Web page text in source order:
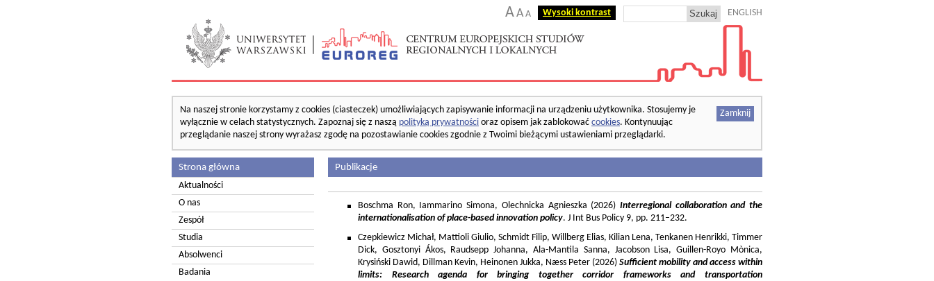
AA A Wysoki kontrast ENGLISH
Zamknij
Na naszej stronie korzystamy z cookies (ciasteczek) umożliwiających zapisywanie informacji na urządzeniu użytkownika. Stosujemy je
wyłącznie w celach statystycznych. Zapoznaj się z naszą polityką prywatności oraz opisem jak zablokować cookies. Kontynuując
przeglądanie naszej strony wyrażasz zgodę na pozostawianie cookies zgodnie z Twoimi bieżącymi ustawieniami przeglądarki.
Strona główna
Aktualności
O nas
Zespół
Studia
Absolwenci
Badania
Publikacje
Boschma Ron, Iammarino Simona, Olechnicka Agnieszka (2026) Interregional collaboration and the
internationalisation of place-based innovation policy. J Int Bus Policy 9, pp. 211–232.
Czepkiewicz Michał, Mattioli Giulio, Schmidt Filip, Willberg Elias, Kilian Lena, Tenkanen Henrikki, Timmer
Dick, Gosztonyi Ákos, Raudsepp Johanna, Ala-Mantila Sanna, Jacobson Lisa, Guillen-Royo Mònica,
Krysiński Dawid, Dillman Kevin, Heinonen Jukka, Næss Peter (2026) Sufficient mobility and access within
limits: Research agenda for bringing together corridor frameworks and transportation